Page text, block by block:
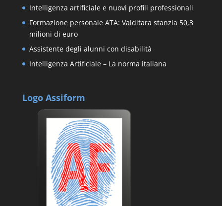
Intelligenza artificiale e nuovi profili professionali
Formazione personale ATA: Valditara stanzia 50,3
milioni di euro
Assistente degli alunni con disabilità
Intelligenza Artificiale – La norma italiana
Logo Assiform